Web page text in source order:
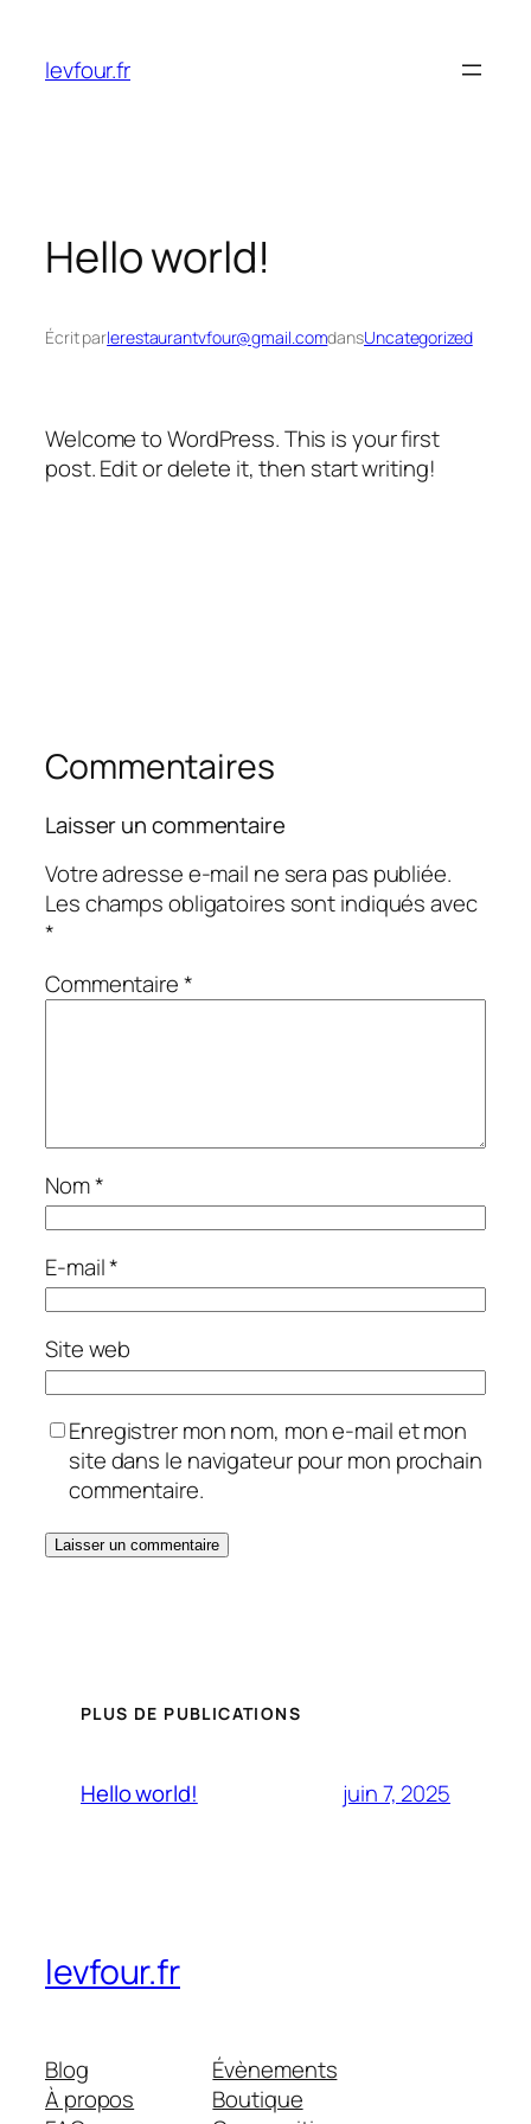
contenu
levfour.fr
Hello world!
Écrit parlerestaurantvfour@gmail.comdansUncategorized
Welcome to WordPress. This is your first
post. Edit or delete it, then start writing!
Commentaires
Laisser un commentaire
Votre adresse e-mail ne sera pas publiée.
Les champs obligatoires sont indiqués avec
*
Commentaire*
Nom*
E-mail*
Site web
Enregistrer mon nom, mon e-mail et mon
site dans le navigateur pour mon prochain
commentaire.
PLUS DE PUBLICATIONS
Hello world! juin 7, 2025
levfour.fr
Blog
À propos
Évènements
Boutique